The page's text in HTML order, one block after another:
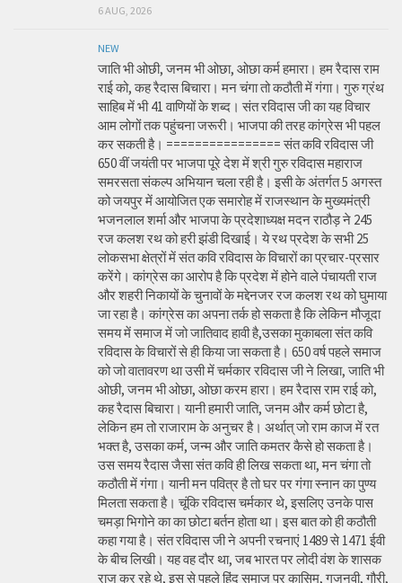
6 AUG, 2026
NEW
जाति भी ओछी, जनम भी ओछा, ओछा कर्म हमारा। हम रैदास राम
राई को, कह रैदास बिचारा। मन चंगा तो कठौती में गंगा। गुरु ग्रंथ
साहिब में भी 41 वाणियों के शब्द। संत रविदास जी का यह विचार
आम लोगों तक पहुंचना जरूरी। भाजपा की तरह कांग्रेस भी पहल
कर सकती है। ================ संत कवि रविदास जी
650 वीं जयंती पर भाजपा पूरे देश में श्री गुरु रविदास महाराज
समरसता संकल्प अभियान चला रही है। इसी के अंतर्गत 5 अगस्त
को जयपुर में आयोजित एक समारोह में राजस्थान के मुख्यमंत्री
भजनलाल शर्मा और भाजपा के प्रदेशाध्यक्ष मदन राठौड़ ने 245
रज कलश रथ को हरी झंडी दिखाई। ये रथ प्रदेश के सभी 25
लोकसभा क्षेत्रों में संत कवि रविदास के विचारों का प्रचार-प्रसार
करेंगे। कांग्रेस का आरोप है कि प्रदेश में होने वाले पंचायती राज
और शहरी निकायों के चुनावों के मद्देनजर रज कलश रथ को घुमाया
जा रहा है। कांग्रेस का अपना तर्क हो सकता है कि लेकिन मौजूदा
समय में समाज में जो जातिवाद हावी है,उसका मुकाबला संत कवि
रविदास के विचारों से ही किया जा सकता है। 650 वर्ष पहले समाज
को जो वातावरण था उसी में चर्मकार रविदास जी ने लिखा, जाति भी
ओछी, जनम भी ओछा, ओछा करम हारा। हम रैदास राम राई को,
कह रैदास बिचारा। यानी हमारी जाति, जनम और कर्म छोटा है,
लेकिन हम तो राजाराम के अनुचर है। अर्थात् जो राम काज में रत
भक्त है, उसका कर्म, जन्म और जाति कमतर कैसे हो सकता है।
उस समय रैदास जैसा संत कवि ही लिख सकता था, मन चंगा तो
कठौती में गंगा। यानी मन पवित्र है तो घर पर गंगा स्नान का पुण्य
मिलता सकता है। चूंकि रविदास चर्मकार थे, इसलिए उनके पास
चमड़ा भिगोने का का छोटा बर्तन होता था। इस बात को ही कठौती
कहा गया है। संत रविदास जी ने अपनी रचनाएं 1489 से 1471 ईवी
के बीच लिखी। यह वह दौर था, जब भारत पर लोदी वंश के शासक
राज कर रहे थे, इस से पहले हिंदू समाज पर कासिम, गजनवी, गौरी,